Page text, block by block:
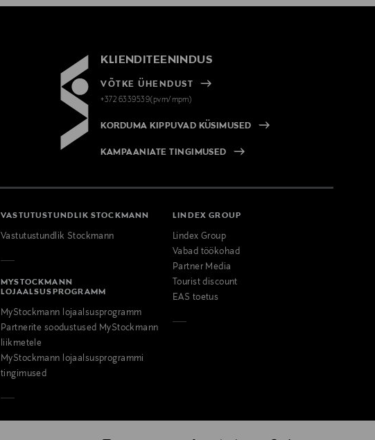
KLIENDITEENINDUS
VÕTKE ÜHENDUST
+372 6339539(pvm/mpm)
KORDUMA KIPPUVAD KÜSIMUSED
KAMPAANIATE TINGIMUSED
VASTUTUSTUNDLIK STOCKMANN
Vastutustundlik Stockmann
MYSTOCKMANN
LOJAALSUSPROGRAMM
MyStockmann lojaalsusprogramm
Partnerite soodustused MyStockmann
liikmetele
MyStockmann lojaalsusprogrammi
tingimused
LINDEX GROUP
Lindex Group
Vabad töökohad
Partner Media
Tourist discount
EAS toetus